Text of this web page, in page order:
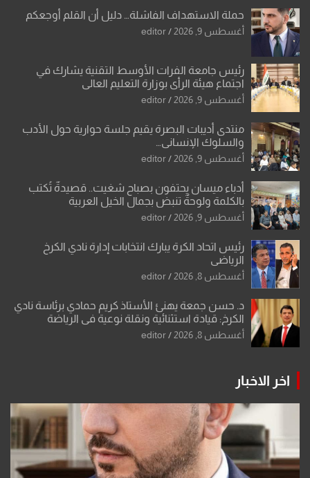
حملة الاستهداف الفاشلة… دليل أن القلم أوجعكم
أغسطس 9, 2026 editor
رئيس جامعة الفرات الأوسط التقنية يشارك في
اجتماع هيئة الرأي بوزارة التعليم العالي
أغسطس 9, 2026 editor
منتدى أديبات البصرة يقيم جلسة حوارية حول الأدب
والسلوك الإنساني…
أغسطس 9, 2026 editor
أدباء ميسان يحتفون بصباح شغيت.. قصيدةٌ تُكتب
بالكلمة ولوحةٌ تنبض بجمال الخيل العربية
أغسطس 9, 2026 editor
رئيس اتحاد الكرة يبارك انتخابات إدارة نادي الكرخ
الرياضي
أغسطس 8, 2026 editor
د. حسن جمعة يهنئ الأستاذ كريم حمادي برئاسة نادي
الكرخ: قيادة استثنائية ونقلة نوعية في الرياضة
العراقية
أغسطس 8, 2026 editor
اخر الاخبار